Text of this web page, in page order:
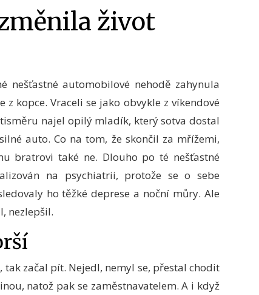
život
automobilové nehodě zahynula
kopce. Vraceli se jako obvykle z víkendové
najel opilý mladík, který sotva dostal
auto. Co na tom, že skončil za mřížemi,
bratrovi také ne. Dlouho po té nešťastné
na psychiatrii, protože se o sebe
ho těžké deprese a noční můry. Ale
nezlepšil.
tak začal pít. Nejedl, nemyl se, přestal chodit
natož pak se zaměstnavatelem. A i když